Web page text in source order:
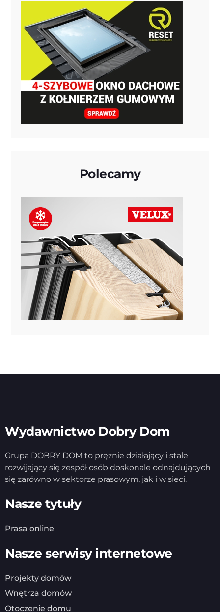
Polecamy
Wydawnictwo Dobry Dom
Grupa DOBRY DOM to prężnie działający i stale
rozwijający się zespół osób doskonale odnajdujących
się zarówno w sektorze prasowym, jak i w sieci.
Nasze tytuły
Prasa online
Nasze serwisy internetowe
Projekty domów
Wnętrza domów
Otoczenie domu